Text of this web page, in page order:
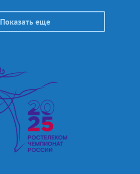
Показать еще